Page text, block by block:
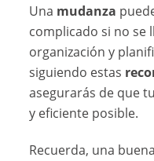
Una mudanza
complicado si no se
organización y
siguiendo estas
asegurarás de que
y eficiente posible.
Recuerda, una